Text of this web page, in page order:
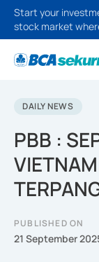
Start your
stock market
DAILY NEWS
PBB :
PUBLISHED ON
21 September